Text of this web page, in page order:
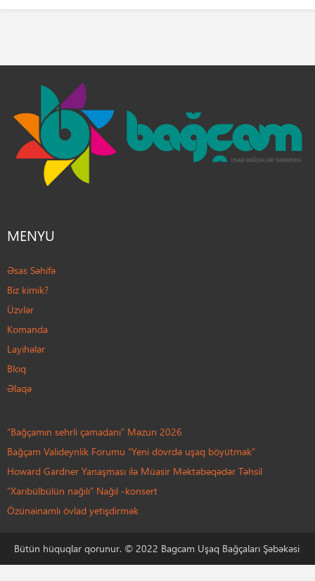
MENYU
Əsas Səhifə
Biz kimik?
Üzvlər
Komanda
Layihələr
Bloq
Əlaqə
“Bağçamın sehrli çamadanı” Məzun 2026
Bağçam Valideynlik Forumu “Yeni dövrdə uşaq böyütmək”
Howard Gardner Yanaşması ilə Müasir Məktəbəqədər Təhsil
“Xarıbülbülün nağılı” Nağıl -konsert
Özünəinamlı övlad yetişdirmək
Bütün hüquqlar qorunur. © 2022 Bagcam Uşaq Bağçaları Şəbəkəsi